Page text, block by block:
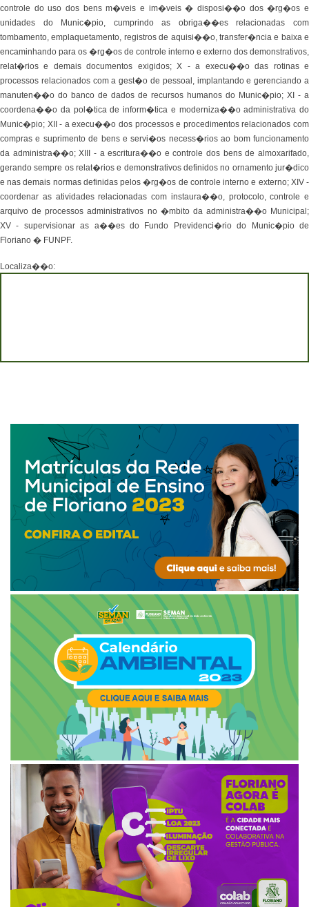
controle do uso dos bens m�veis e im�veis � disposi��o dos �rg�os e
unidades do Munic�pio, cumprindo as obriga��es relacionadas com
tombamento, emplaquetamento, registros de aquisi��o, transfer�ncia e baixa e
encaminhando para os �rg�os de controle interno e externo dos demonstrativos,
relat�rios e demais documentos exigidos; X - a execu��o das rotinas e
processos relacionados com a gest�o de pessoal, implantando e gerenciando a
manuten��o do banco de dados de recursos humanos do Munic�pio; XI - a
coordena��o da pol�tica de inform�tica e moderniza��o administrativa do
Munic�pio; XII - a execu��o dos processos e procedimentos relacionados com
compras e suprimento de bens e servi�os necess�rios ao bom funcionamento
da administra��o; XIII - a escritura��o e controle dos bens de almoxarifado,
gerando sempre os relat�rios e demonstrativos definidos no ornamento jur�dico
e nas demais normas definidas pelos �rg�os de controle interno e externo; XIV -
coordenar as atividades relacionadas com instaura��o, protocolo, controle e
arquivo de processos administrativos no �mbito da administra��o Municipal;
XV - supervisionar as a��es do Fundo Previdenci�rio do Munic�pio de
Floriano � FUNPF.
Localiza��o: